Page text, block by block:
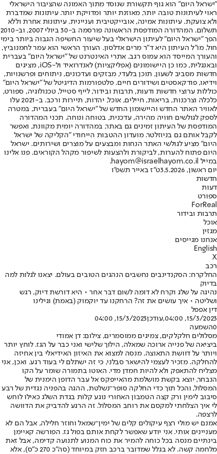
"ישראל היום" הוא גוף תקשורת שנוסד מתוך האמונה שהציבור הישראלי
ראוי לעיתונות טובה יותר, מאוזנת יותר ומדויקת יותר. עיתונות שמדברת
ולא צועקת. עיתונות אמינה, אובייקטיבית ועניינית. עיתונות אחרת וללא
תשלום. המהדורה המודפסת הראשונה פורסמה ב-30 ביולי 2007, וב-2010
הפך "ישראל היום" לעיתון הישראלי בעל שיעור החשיפה הגבוה ביותר בימי
חול. מו"ל העיתון היא ד"ר מרים אדלסון. העורך הראשי הוא עמר לחמנוביץ,
והעורך המייסד הוא עמוס רגב. אתרי האינטרנט של "ישראל היום" בעברית
ובאנגלית, כמו כן היישומונים (אפליקציות) לאנדרואיד ול-iOS, מציגים
חדשות מסביב לשעון, תוכן בלעדי, מבזקים ועדכונים, ניתוחים ופרשנויות,
וידיאו, פודקאסטים ושידורים חיים. פלטפורמות הדיגיטל של "ישראל היום"
כוללות ערוצי חדשות ודעות, תרבות ובידור, לייף סטייל, טכנולוגיה, ספורט,
כלכלה וצרכנות, בריאות, חיילים, אוכל, יהדות, תיירות ורכב. ב-2021 עלו
לאוויר האתר החדש והיישומון החדש של "ישראל היום" בעברית, במטרה
לספק לגולשים חוויה מהירה, עדכנית, בטוחה ונוחה. תכני המהדורה
המודפסת של העיתון זמינים גם באתר, במהדורה יומית מקוונת, ואפשר
לקבל אותם גם בניוזלטר. מועדון ההטבות הייחודי "הקליקה של ישראל
היום" מציע לגולשי האתר הנחות ומבצעים על מוצרים ושירותים. ישראל
היום פתוח להערות, לביקורת ולהצעות לשיפור מקהל הקוראים. פנו אלינו
במייל hayom@israelhayom.co.il.
יום ראשון, 3.5.2026
ט"ז באייר תשפ"ו
חדשות
דעות
ספורט
ForReal
תרבות ובידור
אוכל
מגזין
אנחנו מגייסים
English
X
רכב
החלקרח: הסקנדינבים נחשבים הנהגים הטובים בעולם. יצאנו לגלות למה
בדיוק
נהיגה על שלג וקרח לא דומה לשום דבר אחר • היא דורשת דיוק, רגש
ושליטה • איך עושים את זה? הרחקנו עד יוקמוק (באמת) וגילינו
דין אפפל
15/3/2023, 04:00
,עודכן15/3/2023, 04:00
0השמעה
מסלולים חלקלקים, צמיגים ממוסמרים, צילום: דן אמודי
ביציאה של פנייה ארוכה שמאלה, הילוך שלישי ואני כבר על הגז. לוחץ יותר
ויותר על דוושת התאוצה. מנסה למצוא את האיזון האידיאלי בין אחיזה
להחלקה. מזכיר לעצמי להישאר סבלני, כי זה ישתלם לי בעוד רגע. ואכן, אני
מצליח להתאפק ולא להיות חמדן מדי. האוטו בתמורה שומר על הקו
הנבחר, יוצא בקשת מושלמת מהאייפקס אל עבר הדופן הימנית של
המסלול, והכל תוך כדי החלקה סופר־נשלטת, ההגה בהפניה נגדית של רבע
סיבוב לימין ורק קצה הטמבון האחורי נוגע קלות בגדת השלג כאילו לוחש
לי איך הצלחתי למקסם את רוחב המסלול. זה הרגע להדביק את הדוושה
לרצפה.
אמנם יש מולי רצף עיקולים קלים של ימין־שמאל וחוזר חלילה, אבל הם לא
מעניינים אותי. אני יודע שאפשר לקחת אותם בפול גז. הפורשה קאיימן
בינתיים מנסה בכל כוחה להמיר את כוח המנוע לתנועה קדימה, אבל זאת
מלחמה קשה. לא בגלל שמדובר ברכב חזק במיוחד (סה"כ 270 כ"ס), אלא